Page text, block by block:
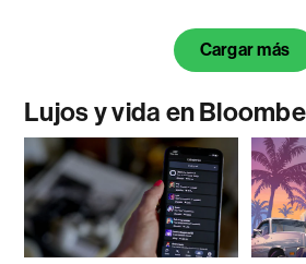
Cargar más
Lujos y vida en